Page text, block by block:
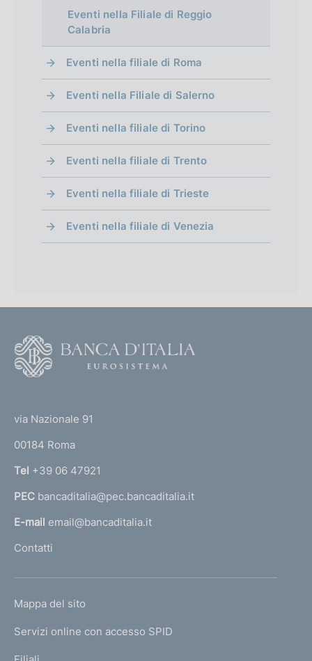
Eventi nella Filiale di Reggio
Calabria
Eventi nella filiale di Roma
Eventi nella Filiale di Salerno
Eventi nella filiale di Torino
Eventi nella filiale di Trento
Eventi nella filiale di Trieste
Eventi nella filiale di Venezia
r
n
a
l
'
m
e
via Nazionale 91
00184 Roma
Tel +39 06 47921
PEC bancaditalia@pec.bancaditalia.it
E-mail email@bancaditalia.it
Contatti
L
N
K
Mappa del sito
Servizi online con accesso SPID